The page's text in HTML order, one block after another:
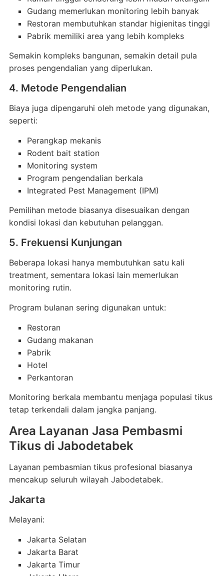
Gudang memerlukan monitoring lebih banyak
Restoran membutuhkan standar higienitas tinggi
Pabrik memiliki area yang lebih kompleks
Semakin kompleks bangunan, semakin detail pula
proses pengendalian yang diperlukan.
4. Metode Pengendalian
Biaya juga dipengaruhi oleh metode yang digunakan,
seperti:
Perangkap mekanis
Rodent bait station
Monitoring system
Program pengendalian berkala
Integrated Pest Management (IPM)
Pemilihan metode biasanya disesuaikan dengan
kondisi lokasi dan kebutuhan pelanggan.
5. Frekuensi Kunjungan
Beberapa lokasi hanya membutuhkan satu kali
treatment, sementara lokasi lain memerlukan
monitoring rutin.
Program bulanan sering digunakan untuk:
Restoran
Gudang makanan
Pabrik
Hotel
Perkantoran
Monitoring berkala membantu menjaga populasi tikus
tetap terkendali dalam jangka panjang.
Area Layanan Jasa Pembasmi
Tikus di Jabodetabek
Layanan pembasmian tikus profesional biasanya
mencakup seluruh wilayah Jabodetabek.
Jakarta
Melayani:
Jakarta Selatan
Jakarta Barat
Jakarta Timur